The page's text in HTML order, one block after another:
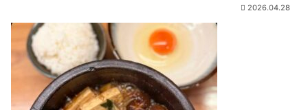
2026.04.28